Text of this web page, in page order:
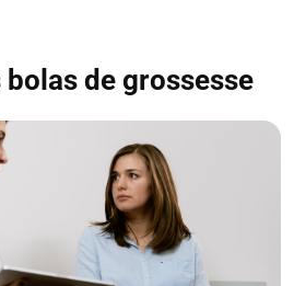
de grossesse